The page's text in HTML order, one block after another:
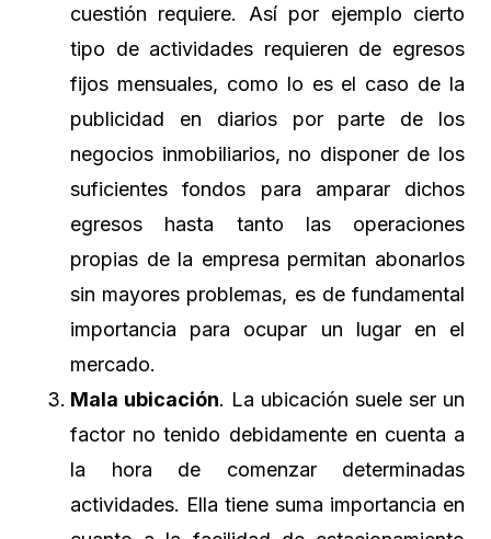
cuestión requiere. Así por ejemplo cierto
tipo de actividades requieren de egresos
fijos mensuales, como lo es el caso de la
publicidad en diarios por parte de los
negocios inmobiliarios, no disponer de los
suficientes fondos para amparar dichos
egresos hasta tanto las operaciones
propias de la empresa permitan abonarlos
sin mayores problemas, es de fundamental
importancia para ocupar un lugar en el
mercado.
Mala ubicación. La ubicación suele ser un
factor no tenido debidamente en cuenta a
la hora de comenzar determinadas
actividades. Ella tiene suma importancia en